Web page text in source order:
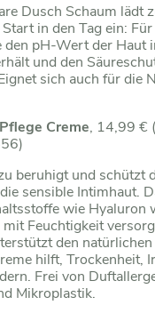
Dusch Schaum lädt
in den Tag ein:
den pH-Wert der Haut
und den
sich auch für die
Creme, 14,99 €
beruhigt und schützt
sensible Intimhaut.
wie Hyaluron
mit Feuchtigkeit
den
hilft, Trockenheit,
Frei von
Mikroplastik.